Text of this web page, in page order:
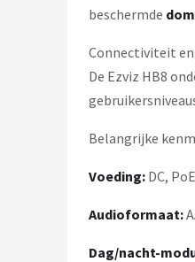
beschermde
Connectiviteit
De Ezviz HB8
Belangrijke
Voeding: DC, PoE
Audioformaat:
Dag/nacht-